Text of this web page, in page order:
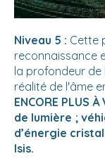
Niveau 5 : Cette
reconnaissance
la profondeur de
réalité de l'âme
ENCORE PLUS
de lumière ;
d’énergie
Isis.